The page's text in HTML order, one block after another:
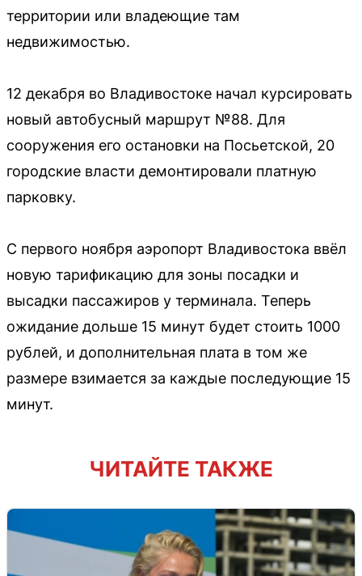
территории или владеющие там
недвижимостью.
12 декабря во Владивостоке начал курсировать
новый автобусный маршрут №88. Для
сооружения его остановки на Посьетской, 20
городские власти демонтировали платную
парковку.
С первого ноября аэропорт Владивостока ввёл
новую тарификацию для зоны посадки и
высадки пассажиров у терминала. Теперь
ожидание дольше 15 минут будет стоить 1000
рублей, и дополнительная плата в том же
размере взимается за каждые последующие 15
минут.
ЧИТАЙТЕ ТАКЖЕ